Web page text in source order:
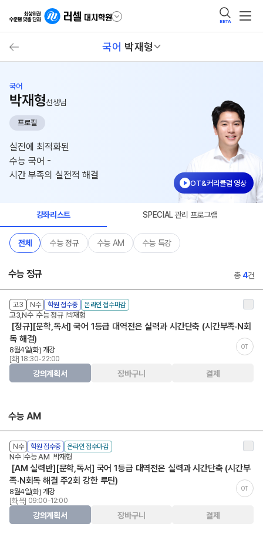
BETA
국어 박재형
국어
박재형선생님
프로필
실전에 최적화된
수능 국어 -
시간 부족의 실전적 해결
OT&커리큘럼 영상
강좌리스트 SPECIAL 관리 프로그램
전체 수능 정규 수능 AM 수능 특강
수능 정규 총 4건
고3 N수 학원 접수중 온라인 접수마감
고3,N수 수능 정규 박재형
[정규][문학,독서] 국어 1등급 대역전은 실력과 시간단축 (시간부족·N회
독 해결)
OT
8월4일(화) 개강
[화] 18:30-22:00
강의계획서 장바구니 결제
수능 AM
N수 학원 접수중 온라인 접수마감
N수 수능 AM 박재형
[AM 실력반][문학,독서] 국어 1등급 대역전은 실력과 시간단축 (시간부
족·N회독 해결 주2회 강한 루틴)
OT
8월4일(화) 개강
[화,목] 09:00-12:00
강의계획서 장바구니 결제